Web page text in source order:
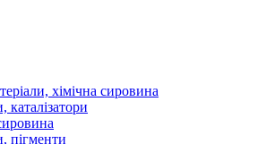
хімічна сировина
каталізатори
пігменти